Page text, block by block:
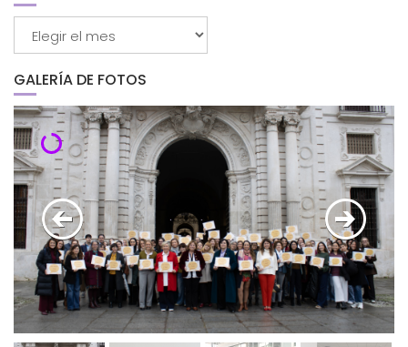
GALERÍA DE FOTOS